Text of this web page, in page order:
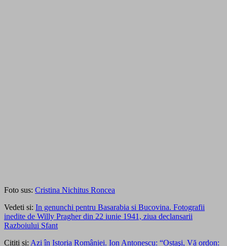
Foto sus: Cristina Nichitus Roncea
Vedeti si: In genunchi pentru Basarabia si Bucovina. Fotografii
inedite de Willy Pragher din 22 iunie 1941, ziua declansarii
Razboiului Sfant
Cititi si: Azi în Istoria României. Ion Antonescu: “Ostaşi, Vă ordon: